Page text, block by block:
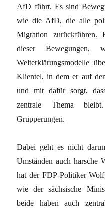
AfD führt. Es sind
wie die AfD, die alle
Migration zurückführen.
dieser Bewegungen,
Welterklärungsmodelle
Klientel, in dem er auf
und mit dafür sorgt,
zentrale Thema
Grupperungen.
Dabei geht es nicht
Umständen auch
hat der FDP-Politiker
wie der sächsische
beide haben auch